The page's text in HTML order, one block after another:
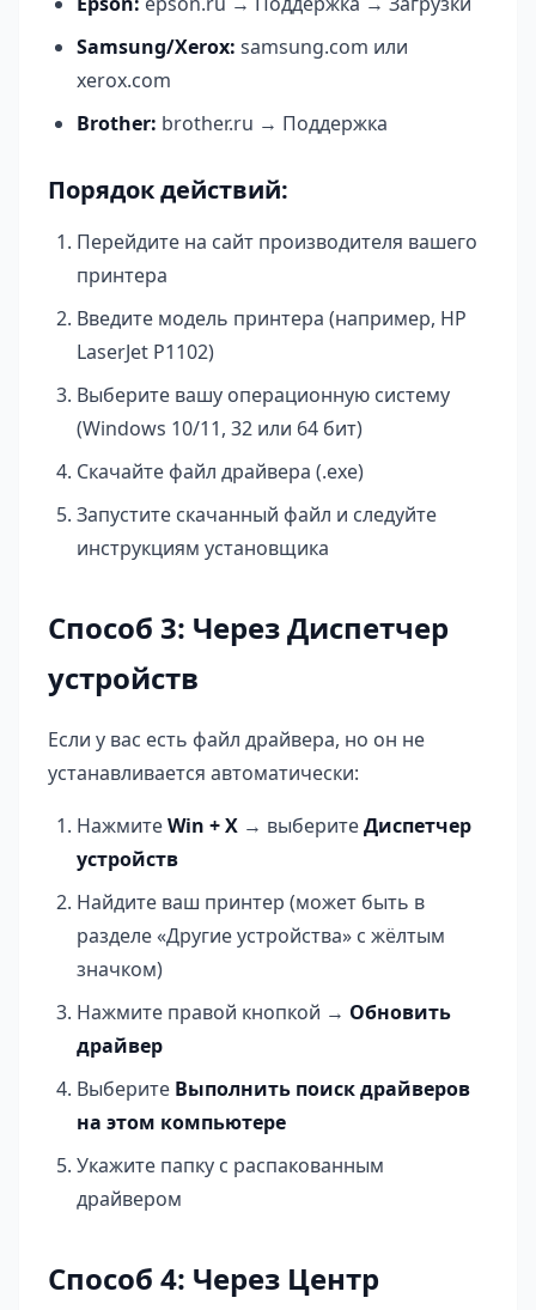
Samsung/Xerox: samsung.com или
xerox.com
Brother: brother.ru → Поддержка
Порядок действий:
Перейдите на сайт производителя вашего
принтера
Введите модель принтера (например, HP
LaserJet P1102)
Выберите вашу операционную систему
(Windows 10/11, 32 или 64 бит)
Скачайте файл драйвера (.exe)
Запустите скачанный файл и следуйте
инструкциям установщика
Способ 3: Через Диспетчер
устройств
Если у вас есть файл драйвера, но он не
устанавливается автоматически:
НажмитеWin + X → выберитеДиспетчер
устройств
Найдите ваш принтер (может быть в
разделе «Другие устройства» с жёлтым
значком)
Нажмите правой кнопкой → Обновить
драйвер
Выберите Выполнить поиск драйверов
на этом компьютере
Укажите папку с распакованным
драйвером
Способ 4: Через Центр